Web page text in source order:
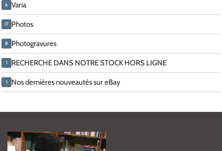
6 Varia
17 Photos
8 Photogravures
1 RECHERCHE DANS NOTRE STOCK HORS LIGNE
1 Nos dernières nouveautés sur eBay